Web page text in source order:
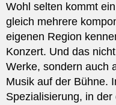
Wohl selten kommt
gleich mehrere
eigenen Region
Konzert. Und das
Werke, sondern auch
Musik auf der Bühne.
Spezialisierung, in